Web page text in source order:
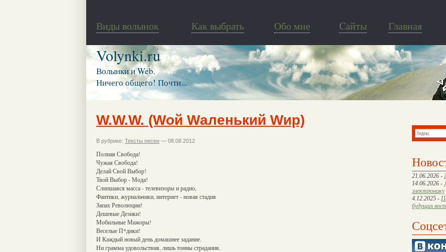
Виды волынок Как выбрать Обо мне Cайты Главная
Volynki.ru
Волынки и Web.
Ничего общего! Почти...
21.06.2026 -
14.06.2026 -
электронику
4.12.2025 -
будущих
W.W.W. (Wой Wаленький Wир)
В рубрике: Тексты песен — 08.08.2012
Полная Свобода!
Чужая Свобода!
Делай Свой Выбор!
Твой Выбор - Мода!
Слипшаяся масса - телевизоры и радио,
Фантики, журнальчики, интернет - новая стадия
Запах Революции!
Дешевые Дезики!
Мобильные Мажоры!
Веселые П*дики!
И Каждый новый день домашнее задание.
Ни грамма удовольствия, лишь тонны страдания.